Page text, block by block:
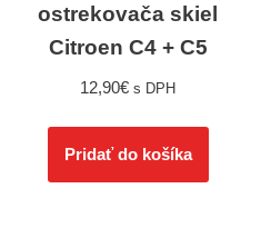
ostrekovača skiel
Citroen C4 + C5
12,90€ s DPH
Pridať do košíka